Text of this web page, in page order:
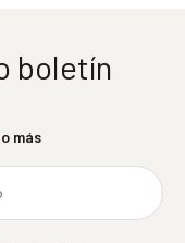
boletín
más